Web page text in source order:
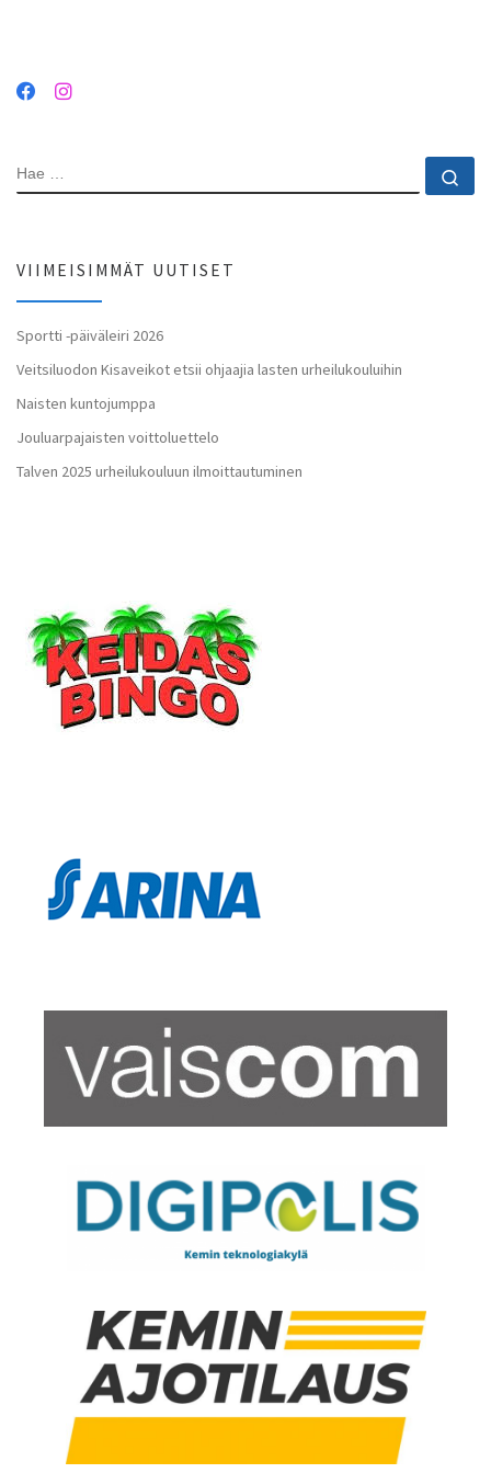
HAE
VIIMEISIMMÄT UUTISET
Sportti -päiväleiri 2026
Veitsiluodon Kisaveikot etsii ohjaajia lasten urheilukouluihin
Naisten kuntojumppa
Jouluarpajaisten voittoluettelo
Talven 2025 urheilukouluun ilmoittautuminen